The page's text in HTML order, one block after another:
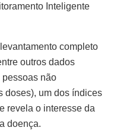
Inteligente
completo
outros dados
pessoas não
doses), um dos índices
revela o interesse da
doença.